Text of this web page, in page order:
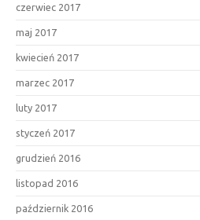
czerwiec 2017
maj 2017
kwiecień 2017
marzec 2017
luty 2017
styczeń 2017
grudzień 2016
listopad 2016
październik 2016